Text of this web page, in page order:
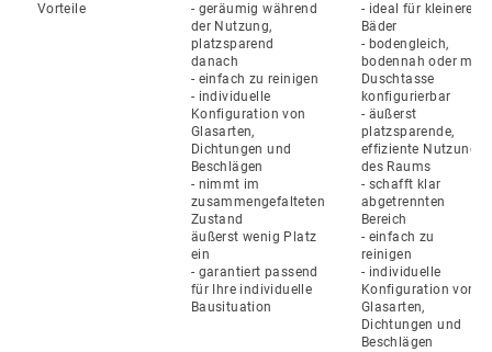
Vorteile
- geräumig während
der Nutzung,
platzsparend
danach
- einfach zu reinigen
- individuelle
Konfiguration von
Glasarten,
Dichtungen und
Beschlägen
- nimmt im
zusammengefalteten
Zustand
äußerst wenig Platz
ein
für Ihre individuelle
Bausituation
- ideal für kleinere
Bäder
- bodengleich,
bodennah oder mit
Duschtasse
konfigurierbar
- äußerst
effiziente Nutzung
des Raums
- schafft klar
abgetrennten
Bereich
- einfach zu
reinigen
- individuelle
Konfiguration von
Glasarten,
Dichtungen und
Beschlägen